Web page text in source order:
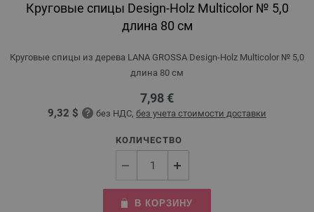
Круговые спицы Design-Holz Multicolor № 5,0
длина 80 см
Круговые спицы из дерева LANA GROSSA Design-Holz Multicolor № 5,0
длина 80 см
7,98 €
9,32 $ без НДС, без учета стоимости доставки
КОЛИЧЕСТВО
В КОРЗИНУ